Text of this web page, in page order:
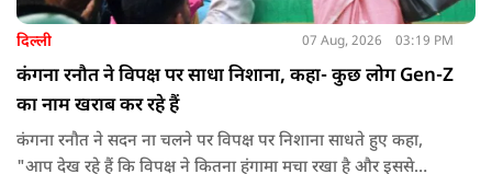
दिल्ली 07 Aug, 2026 03:19 PM
कंगना रनौत ने विपक्ष पर साधा निशाना, कहा- कुछ लोग Gen-Z
का नाम खराब कर रहे हैं
कंगना रनौत ने सदन ना चलने पर विपक्ष पर निशाना साधते हुए कहा,
"आप देख रहे हैं कि विपक्ष ने कितना हंगामा मचा रखा है और इससे